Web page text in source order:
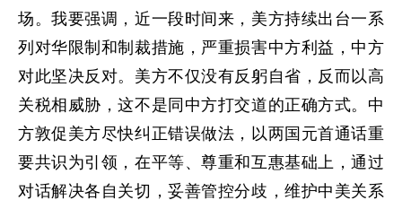
场。我要强调，近一段时间来，美方持续出台一系
列对华限制和制裁措施，严重损害中方利益，中方
对此坚决反对。美方不仅没有反躬自省，反而以高
关税相威胁，这不是同中方打交道的正确方式。中
方敦促美方尽快纠正错误做法，以两国元首通话重
要共识为引领，在平等、尊重和互惠基础上，通过
对话解决各自关切，妥善管控分歧，维护中美关系